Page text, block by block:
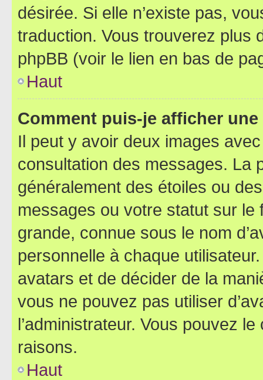
désirée. Si elle n’existe pas,
traduction. Vous trouverez plus
phpBB (voir le lien en bas de
Haut
Comment puis-je afficher
Il peut y avoir deux images
consultation des messages. La
généralement des étoiles ou
messages ou votre statut sur
grande, connue sous le nom
personnelle à chaque utilisateur.
avatars et de décider de la
vous ne pouvez pas utiliser
l’administrateur. Vous pouvez
raisons.
Haut